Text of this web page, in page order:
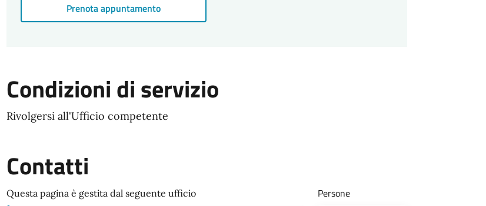
Prenota appuntamento
Condizioni di servizio
Rivolgersi all'Ufficio competente
Contatti
Questa pagina è gestita dal seguente ufficio Persone